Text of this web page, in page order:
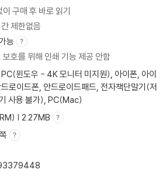
마음을 알아주세요
란 아이로 키우는 부모의 태도
법
적의 시작이다
로 키우는 ‘왜냐하면’
아이 삶의 기적
지 대화 주제
감정의 주인이 됩니다
예뻐지는 다정한 말
격려의 말로 바꿔 주세요
사는 아이를 바꾼 한마디
이 구매 후 바로 읽기
제한없음
능
보호를 위해 인쇄 기능 제공 안함
윈도우 - 4K 모니터 미지원), 아이폰, 아이
로이드폰, 안드로이드패드, 전자책단말기(저
사용 불가), PC(Mac)
| 2.27MB